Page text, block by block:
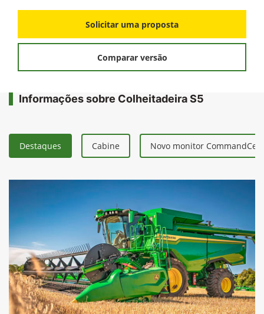
Solicitar uma proposta
Comparar versão
Informações sobre Colheitadeira S5
Destaques Cabine Novo monitor